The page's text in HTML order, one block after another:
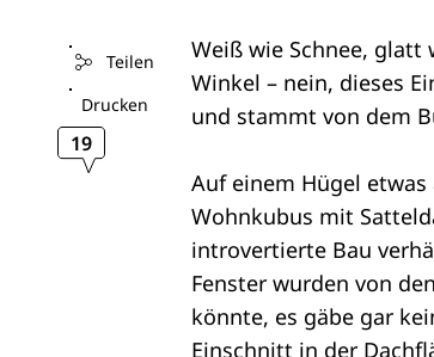
Teilen
Drucken
19
Weiß wie Schnee,
Winkel – nein, dieses
und stammt von dem
Auf einem Hügel
Wohnkubus mit
introvertierte Bau
Fenster wurden von
könnte, es gäbe gar
Einschnitt in der